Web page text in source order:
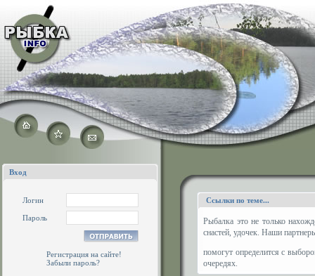
Вход
Логин
Пароль
Регистрация на сайте!
Забыли пароль?
Ссылки по теме...
Рыбалка это не только
снастей, удочек. Наши
помогут определится с
очередях.